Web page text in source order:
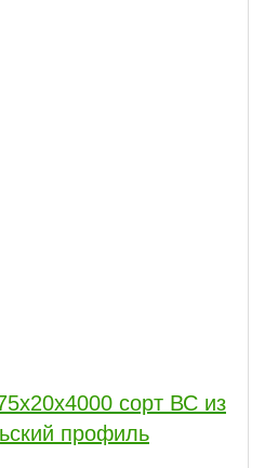
сорт ВС из
профиль